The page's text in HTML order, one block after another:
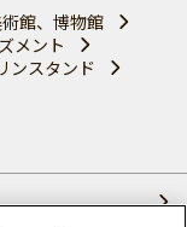
館、博物館
メント
ンスタンド